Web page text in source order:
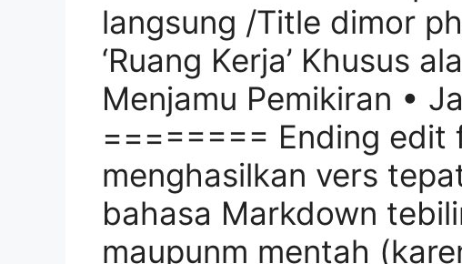
langsung /Title dimor
‘Ruang Kerja’ Khusus
Menjamu Pemikiran •
======== Ending edit
menghasilkan vers
bahasa Markdown
maupunm mentah